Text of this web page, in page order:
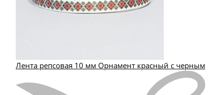
Лента репсовая 10 мм Орнамент красный с черным